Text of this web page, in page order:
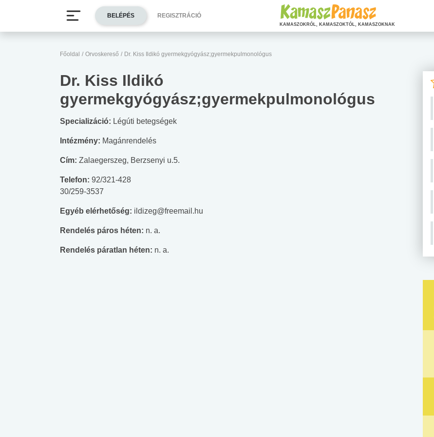
Főoldal / Orvoskereső / Dr. Kiss Ildikó gyermekgyógyász;gyermekpulmonológus
Dr. Kiss Ildikó
gyermekgyógyász;gyermekpulmonológus
Specializáció: Légúti betegségek
Intézmény: Magánrendelés
Cím: Zalaegerszeg, Berzsenyi u.5.
Telefon: 92/321-428
30/259-3537
Egyéb elérhetőség: ildizeg@freemail.hu
Rendelés páros héten: n. a.
Rendelés páratlan héten: n. a.
BELÉPÉS REGISZTRÁCIÓ
KAMASZOKRÓL, KAMASZOKTÓL, KAMASZOKNAK